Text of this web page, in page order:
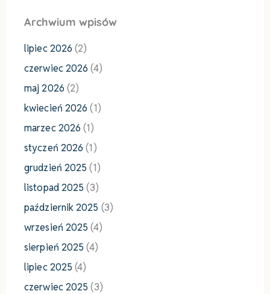
Archwium wpisów
lipiec 2026 (2)
czerwiec 2026 (4)
maj 2026 (2)
kwiecień 2026 (1)
marzec 2026 (1)
styczeń 2026 (1)
grudzień 2025 (1)
listopad 2025 (3)
październik 2025 (3)
wrzesień 2025 (4)
sierpień 2025 (4)
lipiec 2025 (4)
czerwiec 2025 (3)